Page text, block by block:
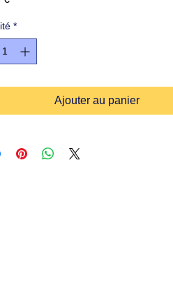
*
Ajouter au panier